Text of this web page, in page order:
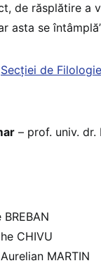
de răsplătire a
asta se
Secției de
– prof. univ. dr.
CHIVU
MARTIN